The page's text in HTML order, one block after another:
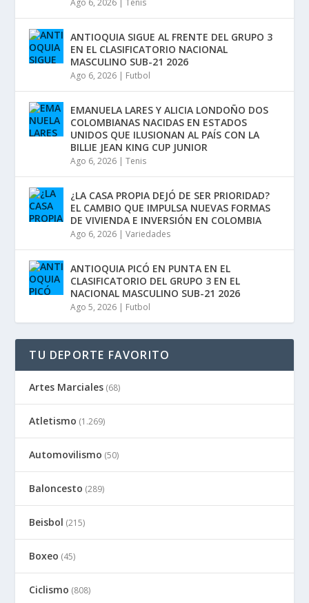
ANTIOQUIA SIGUE AL FRENTE DEL GRUPO 3
EN EL CLASIFICATORIO NACIONAL
MASCULINO SUB-21 2026
Ago 6, 2026 | Futbol
EMANUELA LARES Y ALICIA LONDOÑO DOS
COLOMBIANAS NACIDAS EN ESTADOS
UNIDOS QUE ILUSIONAN AL PAÍS CON LA
BILLIE JEAN KING CUP JUNIOR
Ago 6, 2026 |Tenis
¿LA CASA PROPIA DEJÓ DE SER PRIORIDAD?
EL CAMBIO QUE IMPULSA NUEVAS FORMAS
DE VIVIENDA E INVERSIÓN EN COLOMBIA
Ago 6, 2026 |Variedades
ANTIOQUIA PICÓ EN PUNTA EN EL
CLASIFICATORIO DEL GRUPO 3 EN EL
NACIONAL MASCULINO SUB-21 2026
Ago 5, 2026 | Futbol
TU DEPORTE FAVORITO
Artes Marciales (68)
Atletismo (1.269)
Automovilismo (50)
Baloncesto (289)
Beisbol (215)
Boxeo (45)
Ciclismo (808)